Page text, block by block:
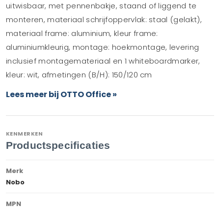
uitwisbaar, met pennenbakje, staand of liggend te
monteren, materiaal schrijfoppervlak: staal (gelakt),
materiaal frame: aluminium, kleur frame:
aluminiumkleurig, montage: hoekmontage, levering
inclusief montagemateriaal en 1 whiteboardmarker,
kleur: wit, afmetingen (B/H): 150/120 cm
Lees meer bij OTTO Office »
KENMERKEN
Productspecificaties
Merk
Nobo
MPN